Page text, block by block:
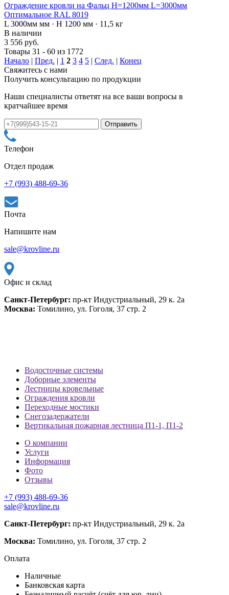
Ограждение кровли на Фальц H=1200мм L=3000мм
Оптимальное RAL 8019
L 3000мм мм · H 1200 мм · 11,5 кг
В наличии
3 556 руб.
Товары 31 - 60 из 1772
Начало | Пред. | 1 2 3 4 5 | След. | Конец
Свяжитесь с нами
Получить консультацию по продукции
Наши специалисты ответят на все ваши вопросы в
кратчайшее время
Телефон
Отдел продаж
+7 (993) 488-69-36
Почта
Напишите нам
sale@krovline.ru
Офис и склад
Санкт-Петербург: пр-кт Индустриальный, 29 к. 2а
Москва: Томилино, ул. Гоголя, 37 стр. 2
Водосточные системы
Доборные элементы
Лестницы кровельные
Ограждения кровли
Переходные мостики
Снегозадержатели
Вертикальная пожарная лестница П1-1, П1-2
О компании
Услуги
Информация
Фото
Отзывы
+7 (993) 488-69-36
sale@krovline.ru
Санкт-Петербург: пр-кт Индустриальный, 29 к. 2а
Москва: Томилино, ул. Гоголя, 37 стр. 2
Оплата
Наличные
Банковская карта